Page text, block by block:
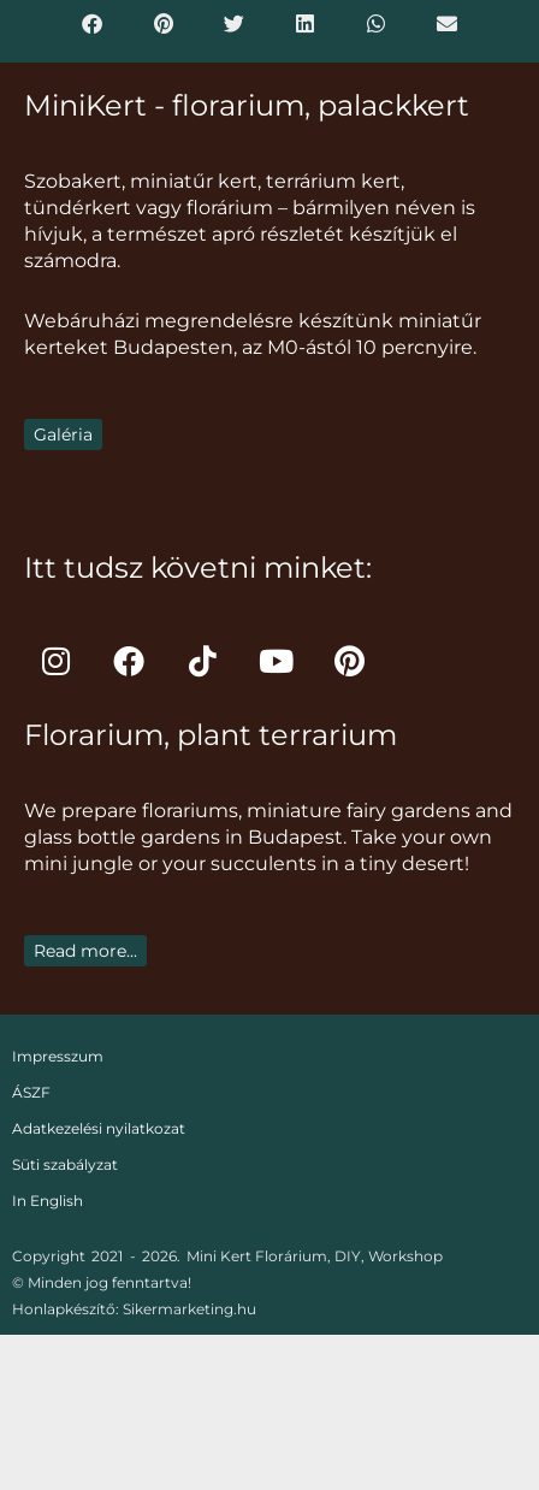
MiniKert - florarium, palackkert
Szobakert, miniatűr kert, terrárium kert,
tündérkert vagy florárium – bármilyen néven is
hívjuk, a természet apró részletét készítjük el
számodra.
Webáruházi megrendelésre készítünk miniatűr
kerteket Budapesten, az M0-ástól 10 percnyire.
Galéria
Itt tudsz követni minket:
I
n
t
g
r
a
F
a
e
o
o
k
T
i
t
k
Y
o
t
b
e
P
i
t
r
e
s
Florarium, plant terrarium
We prepare florariums, miniature fairy gardens and
glass bottle gardens in Budapest. Take your own
mini jungle or your succulents in a tiny desert!
Read more...
Copyright 2021 - 2026. Mini Kert Florárium, DIY, Workshop
© Minden jog fenntartva!
Honlapkészítő: Sikermarketing.hu
Impresszum
ÁSZF
Adatkezelési nyilatkozat
Süti szabályzat
In English